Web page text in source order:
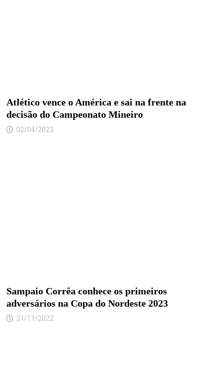
Atlético vence o América e sai na frente na
decisão do Campeonato Mineiro
02/04/2023
Sampaio Corrêa conhece os primeiros
adversários na Copa do Nordeste 2023
21/11/2022